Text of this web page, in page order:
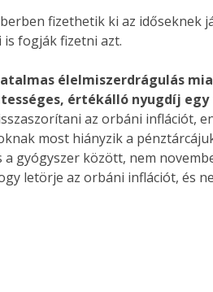
fizethetik ki az időseknek
fogják fizetni azt.
élelmiszerdrágulás
értékálló nyugdíj
az orbáni inflációt,
most hiányzik a
gyógyszer között, nem
letörje az orbáni inflációt, és